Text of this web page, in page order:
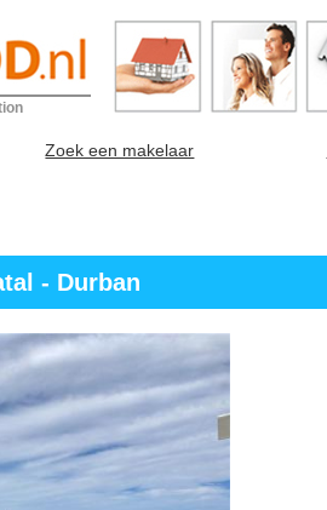
Zoek een makelaar
- Durban